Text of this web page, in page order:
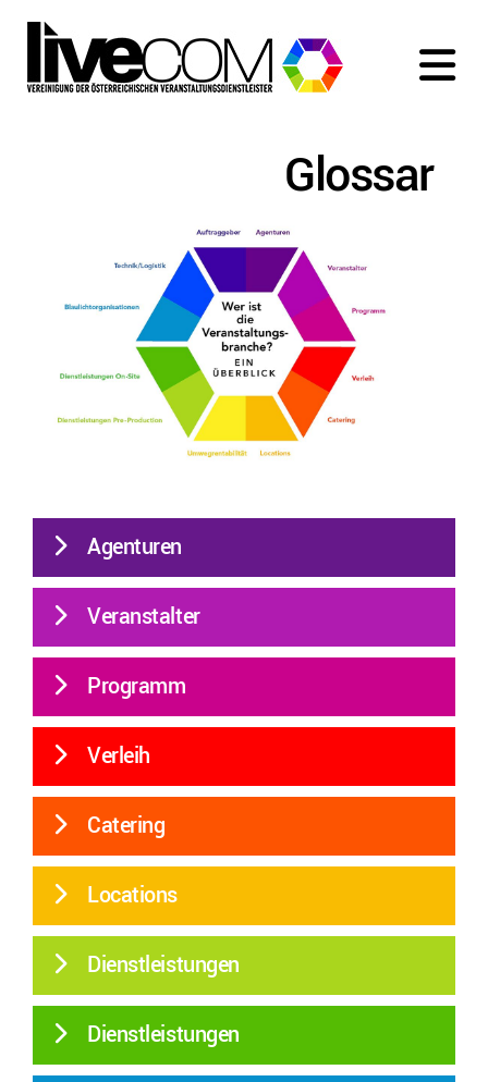
Glossar
Agenturen
Veranstalter
Programm
Verleih
Catering
Locations
Dienstleistungen
Dienstleistungen